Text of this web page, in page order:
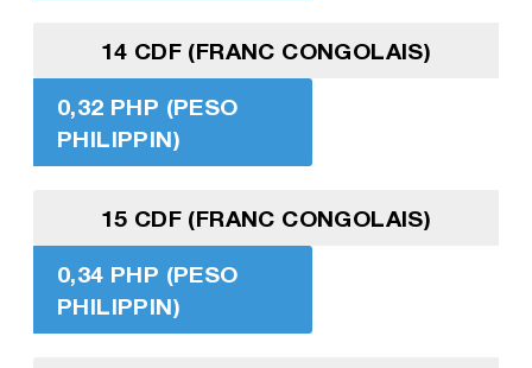
14 CDF (FRANC CONGOLAIS)
0,32 PHP (PESO
PHILIPPIN)
15 CDF (FRANC CONGOLAIS)
0,34 PHP (PESO
PHILIPPIN)